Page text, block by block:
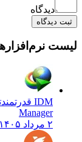
دیدگاه
نرم‌افزارهای
Manager